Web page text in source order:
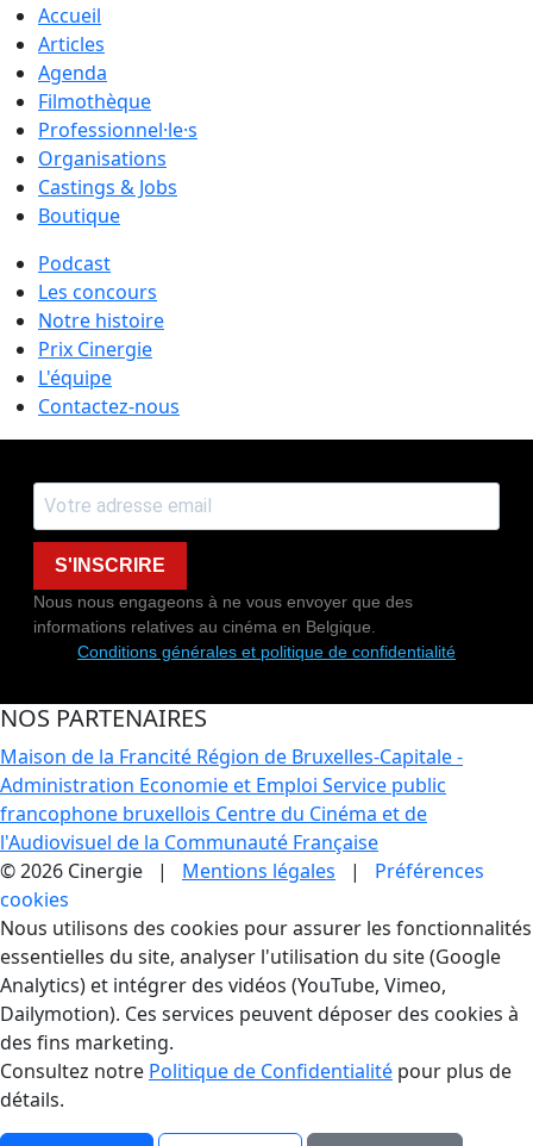
Accueil
Articles
Agenda
Filmothèque
Professionnel·le·s
Organisations
Castings & Jobs
Boutique
Podcast
Les concours
Notre histoire
Prix Cinergie
L'équipe
Contactez-nous
S'INSCRIRE
Nous nous engageons à ne vous envoyer que des
informations relatives au cinéma en Belgique.
Conditions générales et politique de confidentialité
NOS PARTENAIRES
Maison de la Francité Région de Bruxelles-Capitale -
Administration Economie et Emploi Service public
francophone bruxellois Centre du Cinéma et de
l'Audiovisuel de la Communauté Française
© 2026 Cinergie | Mentions légales | Préférences
cookies
Gestion des Cookies
Nous utilisons des cookies pour assurer les fonctionnalités
essentielles du site, analyser l'utilisation du site (Google
Analytics) et intégrer des vidéos (YouTube, Vimeo,
Dailymotion). Ces services peuvent déposer des cookies à
des fins marketing.
Consultez notre Politique de Confidentialité pour plus de
détails.